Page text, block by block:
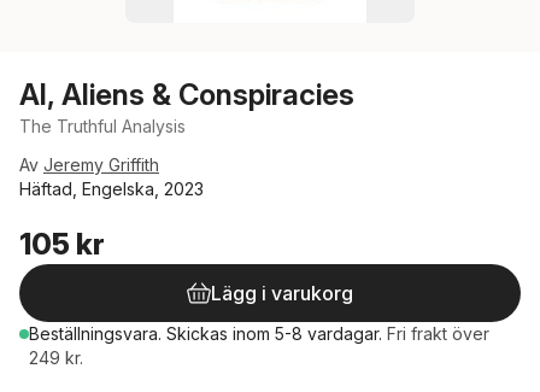
AI, Aliens & Conspiracies
The Truthful Analysis
Av Jeremy Griffith
Häftad, Engelska, 2023
105 kr
Lägg i varukorg
Beställningsvara. Skickas inom 5-8 vardagar. Fri frakt över
249 kr.